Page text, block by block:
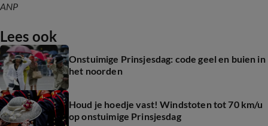
ANP
Lees ook
Onstuimige Prinsjesdag: code geel en buien in
het noorden
Houd je hoedje vast! Windstoten tot 70 km/u
op onstuimige Prinsjesdag